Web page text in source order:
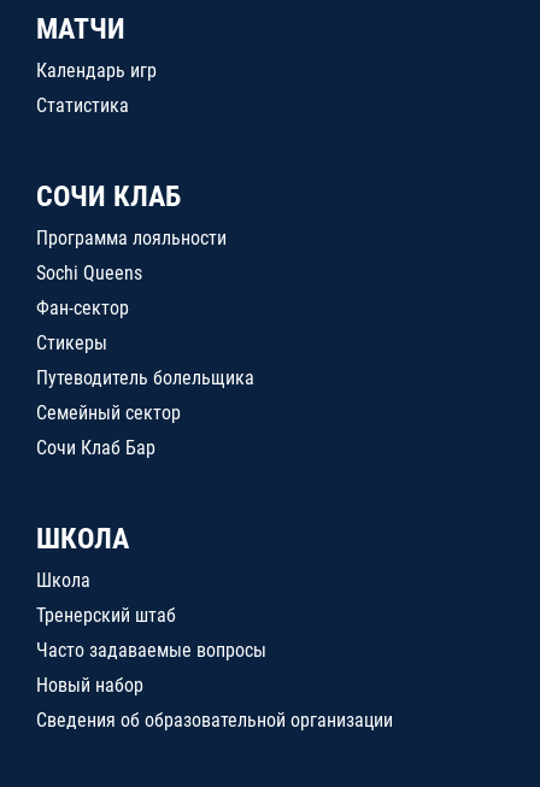
МАТЧИ
Календарь игр
Статистика
СОЧИ КЛАБ
Программа лояльности
Sochi Queens
Фан-сектор
Стикеры
Путеводитель болельщика
Семейный сектор
Сочи Клаб Бар
ШКОЛА
Школа
Тренерский штаб
Часто задаваемые вопросы
Новый набор
Сведения об образовательной организации